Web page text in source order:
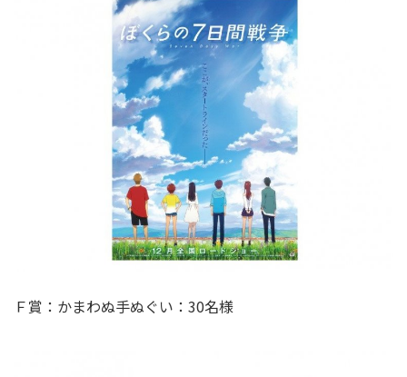
Ｆ賞：かまわぬ手ぬぐい：30名様